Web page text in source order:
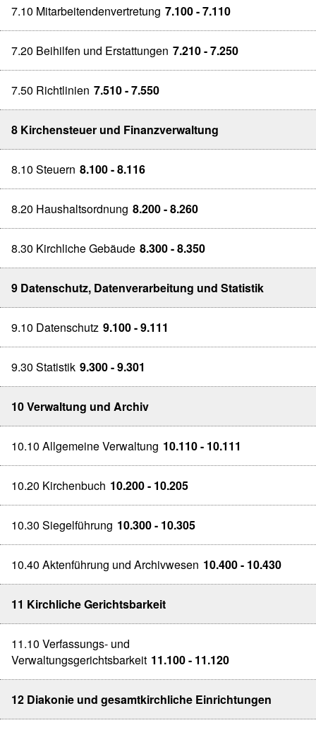
7.10 Mitarbeitendenvertretung 7.100 - 7.110
7.20 Beihilfen und Erstattungen 7.210 - 7.250
7.50 Richtlinien 7.510 - 7.550
8 Kirchensteuer und Finanzverwaltung
8.10 Steuern 8.100 - 8.116
8.20 Haushaltsordnung 8.200 - 8.260
8.30 Kirchliche Gebäude 8.300 - 8.350
9 Datenschutz, Datenverarbeitung und Statistik
9.10 Datenschutz 9.100 - 9.111
9.30 Statistik 9.300 - 9.301
10 Verwaltung und Archiv
10.10 Allgemeine Verwaltung 10.110 - 10.111
10.20 Kirchenbuch 10.200 - 10.205
10.30 Siegelführung 10.300 - 10.305
10.40 Aktenführung und Archivwesen 10.400 - 10.430
11 Kirchliche Gerichtsbarkeit
11.10 Verfassungs- und
Verwaltungsgerichtsbarkeit 11.100 - 11.120
12 Diakonie und gesamtkirchliche Einrichtungen